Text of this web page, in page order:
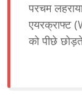
परचम
एयरक्राफ्ट
को पीछे
वायुसेना